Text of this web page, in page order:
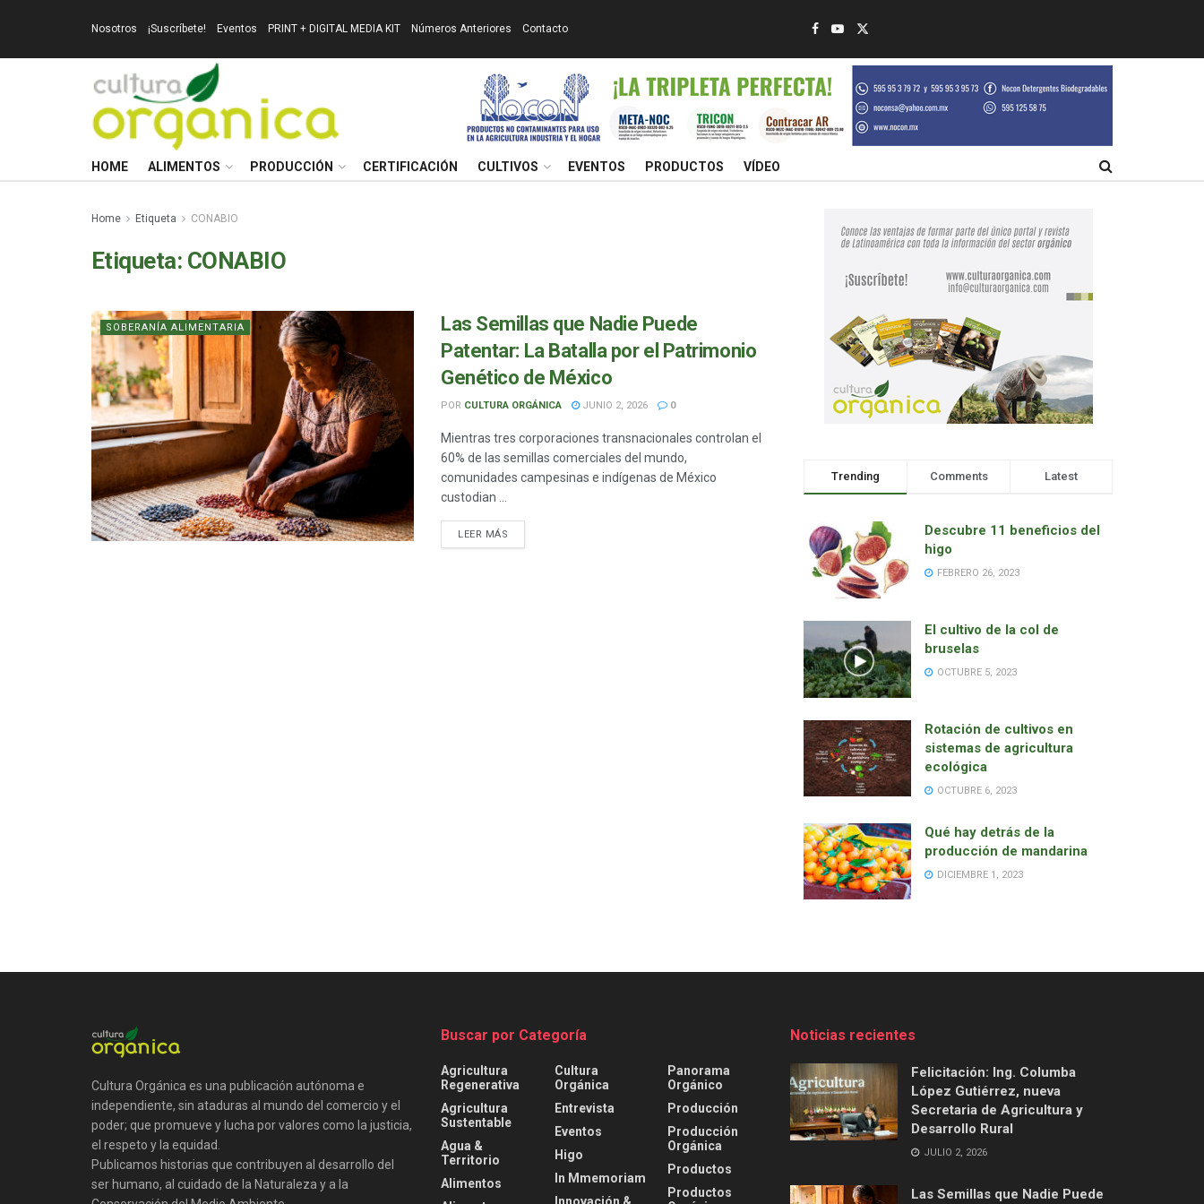
Nosotros ¡Suscríbete! Eventos PRINT + DIGITAL MEDIA KIT Números Anteriores Contacto
HOME ALIMENTOS PRODUCCIÓN CERTIFICACIÓN CULTIVOS EVENTOS PRODUCTOS VÍDEO
Home Etiqueta CONABIO
Etiqueta: CONABIO
SOBERANÍA ALIMENTARIA
Las Semillas que Nadie Puede
Patentar: La Batalla por el Patrimonio
Genético de México
POR CULTURA ORGÁNICA JUNIO 2, 2026 0
Mientras tres corporaciones transnacionales controlan el
60% de las semillas comerciales del mundo,
comunidades campesinas e indígenas de México
custodian ...
LEER MÁS
Trending Comments Latest
Descubre 11 beneficios del
higo
FEBRERO 26, 2023
El cultivo de la col de
bruselas
OCTUBRE 5, 2023
Rotación de cultivos en
sistemas de agricultura
ecológica
OCTUBRE 6, 2023
Qué hay detrás de la
producción de mandarina
DICIEMBRE 1, 2023
Cultura Orgánica es una publicación autónoma e
independiente, sin ataduras al mundo del comercio y el
poder; que promueve y lucha por valores como la justicia,
el respeto y la equidad.
Publicamos historias que contribuyen al desarrollo del
ser humano, al cuidado de la Naturaleza y a la
Buscar por Categoría
Agricultura
Regenerativa
Agricultura
Sustentable
Agua &
Territorio
Alimentos
Cultura
Orgánica
Entrevista
Eventos
Higo
In Mmemoriam
Panorama
Orgánico
Producción
Producción
Orgánica
Productos
Productos
Noticias recientes
Felicitación: Ing. Columba
López Gutiérrez, nueva
Secretaria de Agricultura y
Desarrollo Rural
JULIO 2, 2026
Las Semillas que Nadie Puede